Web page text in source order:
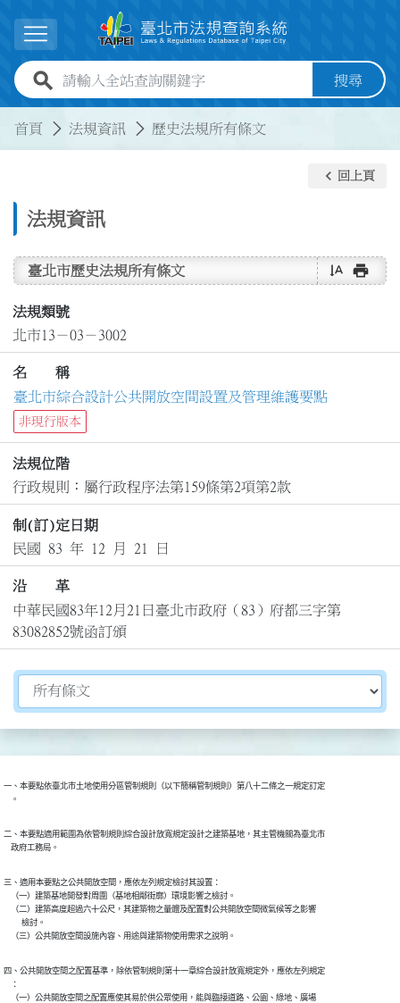
展開選單
全站查詢關鍵字欄位 搜尋
首頁 法規資訊 歷史法規所有條文
法規資訊
keyboard_arrow_left 回上頁
臺北市歷史法規所有條文 text_rotate_vertical print
法規類號
北市13－03－3002
名 稱
臺北市綜合設計公共開放空間設置及管理維護要點
非現行版本
法規位階
行政規則：屬行政程序法第159條第2項第2款
制(訂)定日期
民國 83 年 12 月 21 日
沿 革
中華民國83年12月21日臺北市政府（83）府都三字第
83082852號函訂頒
切換選擇法規資訊內容
一、本要點依臺北市土地使用分區管制規則（以下簡稱管制規則）第八十二條之一規定訂定
    。
二、本要點適用範圍為依管制規則綜合設計放寬規定設計之建築基地，其主管機關為臺北市
    政府工務局。
三、適用本要點之公共開放空間，應依左列規定檢討其設置：
    （一）建築基地開發對周圍（基地相鄰街廓）環境影響之檢討。
    （二）建築高度超過六十公尺，其建築物之量體及配置對公共開放空間微氣候等之影響
          檢討。
    （三）公共開放空間設施內容、用途與建築物使用需求之說明。
四、公共開放空間之配置基準，除依管制規則第十一章綜合設計放寬規定外，應依左列規定
    ：
    （一）公共開放空間之配置應使其易於供公眾使用，能與臨接道路、公園、綠地、廣場